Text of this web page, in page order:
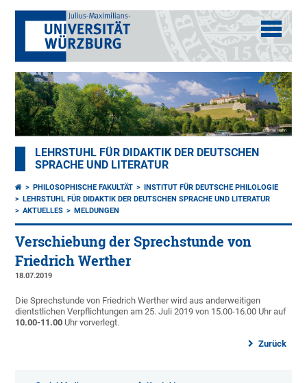
LEHRSTUHL FÜR DIDAKTIK DER DEUTSCHEN
SPRACHE UND LITERATUR
PHILOSOPHISCHE FAKULTÄT
INSTITUT FÜR DEUTSCHE PHILOLOGIE
LEHRSTUHL FÜR DIDAKTIK DER DEUTSCHEN SPRACHE UND LITERATUR
AKTUELLES
MELDUNGEN
Verschiebung der Sprechstunde von
Friedrich Werther
18.07.2019
Die Sprechstunde von Friedrich Werther wird aus anderweitigen
dientstlichen Verpflichtungen am 25. Juli 2019 von 15.00-16.00 Uhr auf
10.00-11.00 Uhr vorverlegt.
Zurück